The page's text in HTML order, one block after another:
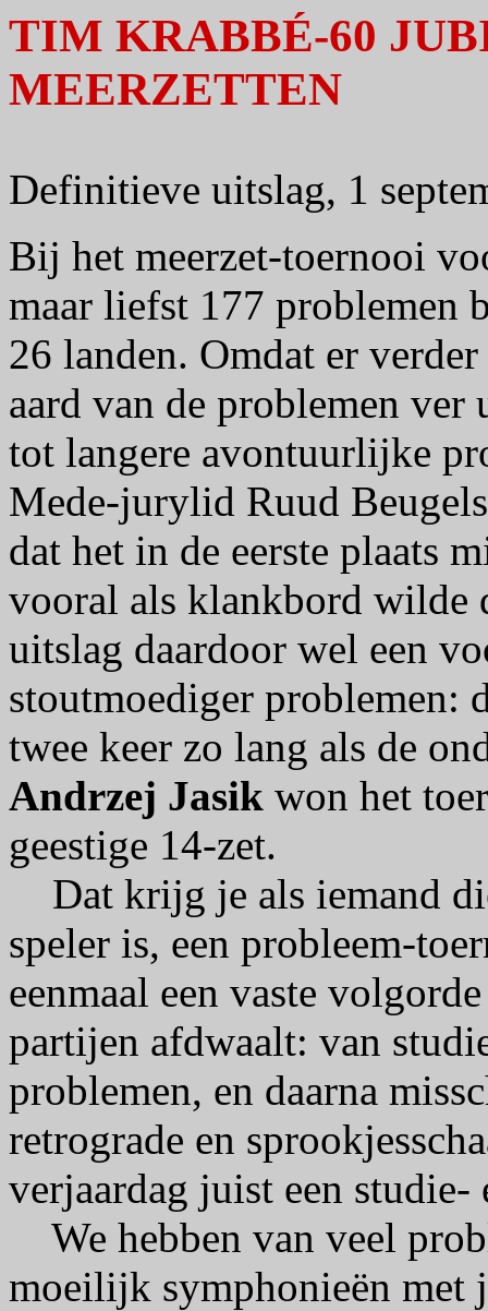
TIM KRABBÉ-60
MEERZETTEN
Definitieve uitslag, 1
Bij het meerzet-toernooi
maar liefst 177 problemen
26 landen. Omdat er
aard van de problemen ver
tot langere avontuurlijke
Mede-jurylid Ruud
dat het in de eerste plaats
vooral als klankbord wilde
uitslag daardoor wel een
stoutmoediger problemen:
twee keer zo lang als de
Andrzej Jasik won het
geestige 14-zet.
Dat krijg je als iemand
speler is, een probleem-
eenmaal een vaste
partijen afdwaalt: van
problemen, en daarna
retrograde en
verjaardag juist een studie-
We hebben van veel
moeilijk symphonieën met